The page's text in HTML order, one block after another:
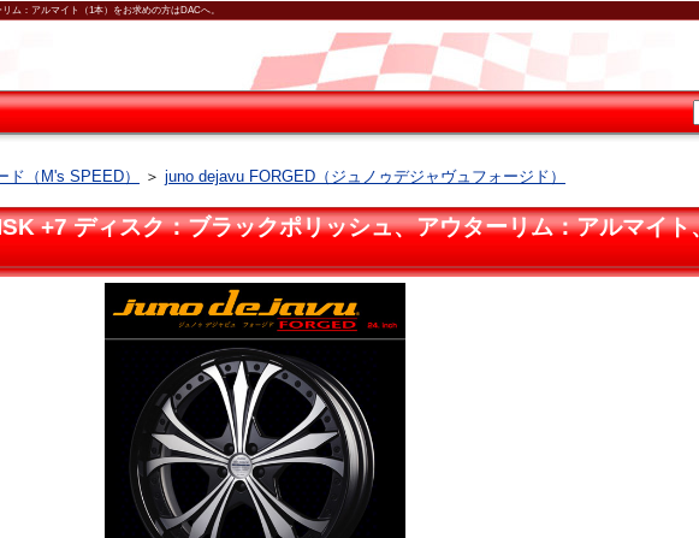
ム：アルマイト（1本）をお求めの方はDACへ。
ド（M's SPEED） ＞ juno dejavu FORGED（ジュノゥデジャヴュフォージド）
+7 ディスク：ブラックポリッシュ、アウターリム：アルマイト